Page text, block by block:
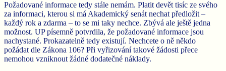
Požadované informace tedy stále nemám. Platit devět tisíc ze svého
za informaci, kterou si má Akademický senát nechat předložit –
každý rok a zdarma – to se mi taky nechce. Zbývá ale ještě jedna
možnost. UP písemně potvrdila, že požadované informace jsou
nachystané. Prokazatelně tedy existují. Nechcete o ně někdo
požádat dle Zákona 106? Při vyřizování takové žádosti přece
nemohou vzniknout žádné dodatečné náklady.